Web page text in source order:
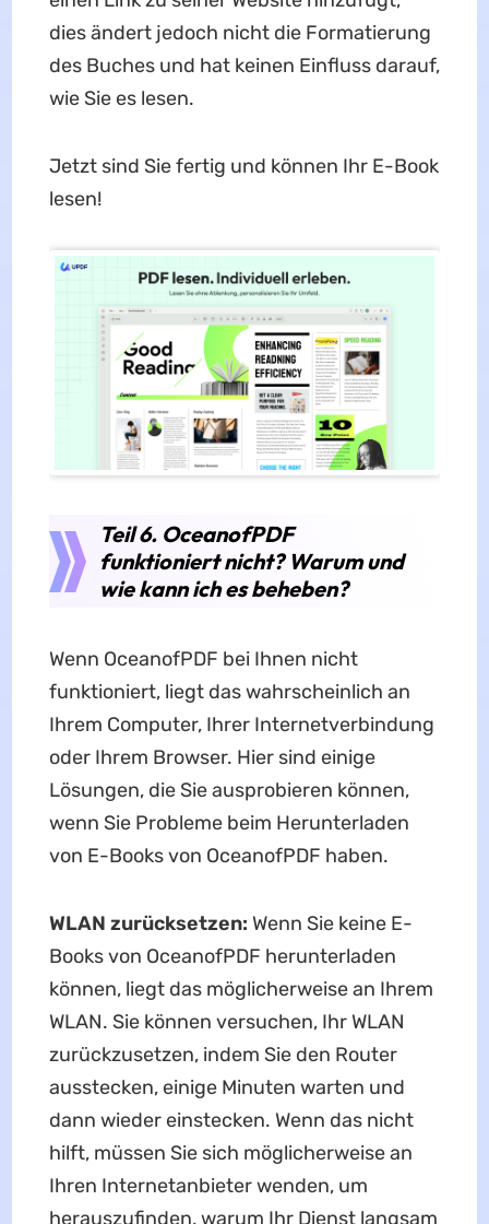
dies ändert jedoch nicht die Formatierung
des Buches und hat keinen Einfluss darauf,
wie Sie es lesen.
Jetzt sind Sie fertig und können Ihr E-Book
lesen!
Teil 6. OceanofPDF
funktioniert nicht? Warum und
wie kann ich es beheben?
Wenn OceanofPDF bei Ihnen nicht
funktioniert, liegt das wahrscheinlich an
Ihrem Computer, Ihrer Internetverbindung
oder Ihrem Browser. Hier sind einige
Lösungen, die Sie ausprobieren können,
wenn Sie Probleme beim Herunterladen
von E-Books von OceanofPDF haben.
WLAN zurücksetzen: Wenn Sie keine E-
Books von OceanofPDF herunterladen
können, liegt das möglicherweise an Ihrem
WLAN. Sie können versuchen, Ihr WLAN
zurückzusetzen, indem Sie den Router
ausstecken, einige Minuten warten und
dann wieder einstecken. Wenn das nicht
hilft, müssen Sie sich möglicherweise an
Ihren Internetanbieter wenden, um
herauszufinden, warum Ihr Dienst langsam